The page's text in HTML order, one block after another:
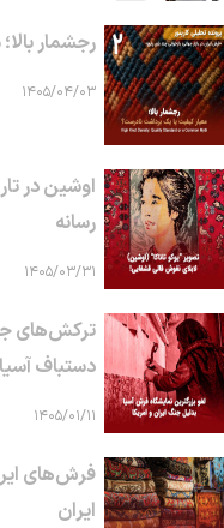
رجشمار
۱۴۰۵/۰۴/۰۳
اوشین در
رسانه
۱۴۰۵/۰۳/۳۱
ترکش‌های
دستباف
۱۴۰۵/۰۱/۱۱
فرش‌های
ایران